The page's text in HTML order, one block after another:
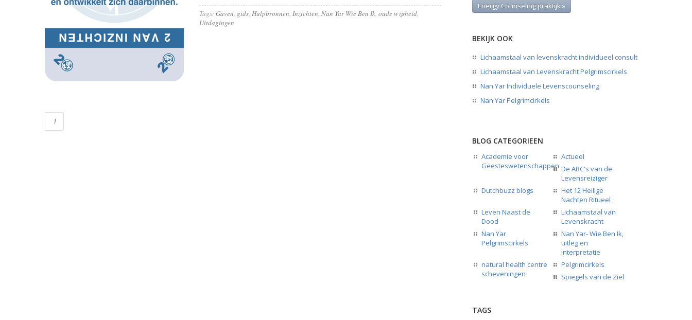
Tags:Gaven, gids, Hulpbronnen, Inzichten, Nan Yar Wie Ben Ik, oude wijsheid,
Uitdagingen
1
Energy Counseling praktijk »
BEKIJK OOK
Lichaamstaal van levenskracht individueel consult
Lichaamstaal van Levenskracht Pelgrimscirkels
Nan Yar Individuele Levenscounseling
Nan Yar Pelgrimcirkels
BLOG CATEGORIEEN
Academie voor
Geesteswetenschappen
Actueel
De ABC's van de
Levensreiziger
Dutchbuzz blogs
Het 12 Heilige
Nachten Ritueel
Leven Naast de
Dood
Lichaamstaal van
Levenskracht
Nan Yar
Pelgrimscirkels
Nan Yar- Wie Ben Ik,
uitleg en
interpretatie
natural health centre
scheveningen
Pelgrimcirkels
Spiegels van de Ziel
TAGS